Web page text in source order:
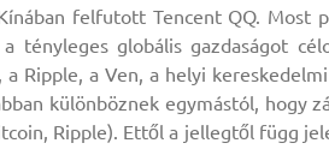
felfutott Tencent QQ. Most
globális gazdaságot
Ripple, a Ven, a helyi
különböznek egymástól, hogy
Ripple). Ettől a jellegtől függ